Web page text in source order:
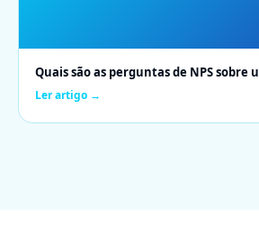
Quais são as perguntas de NPS sobre
Ler artigo →